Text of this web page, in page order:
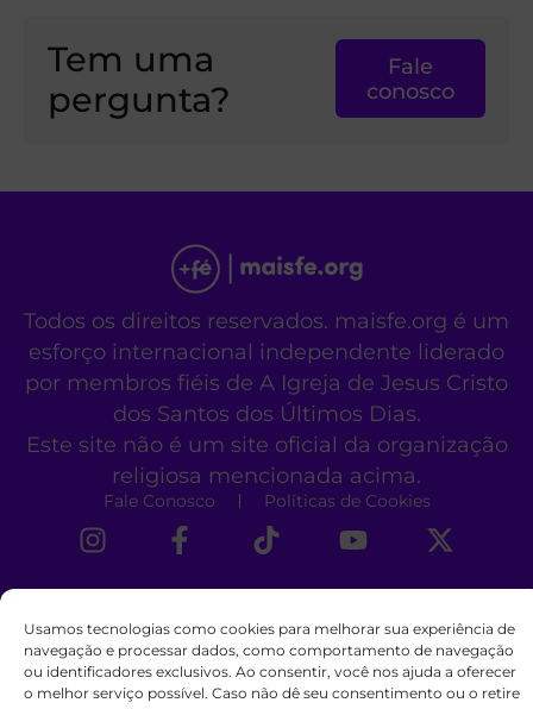
Usamos tecnologias como cookies para melhorar sua experiência de
navegação e processar dados, como comportamento de navegação
ou identificadores exclusivos. Ao consentir, você nos ajuda a oferecer
o melhor serviço possível. Caso não dê seu consentimento ou o retire
Tem uma
pergunta?
Fale
conosco
Todos os direitos reservados. maisfe.org é um
esforço internacional independente liderado
por membros fiéis de A Igreja de Jesus Cristo
dos Santos dos Últimos Dias.
Este site não é um site oficial da organização
religiosa mencionada acima.
Fale Conosco Políticas de Cookies